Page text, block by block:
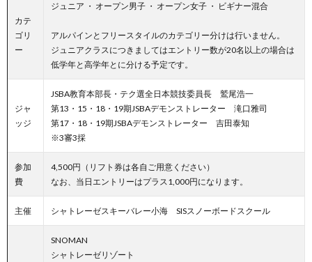
カテ
ゴリ
ー
ジュニア ・ オープン男子 ・ オープン女子 ・ ビギナー混合
アルパインとフリースタイルのカテゴリー分けは行いません。
ジュニアクラスにつきましてはエントリー数が20名以上の場合は
低学年と高学年とに分ける予定です。
ジャ
ッジ
JSBA教育本部長・テク選全日本競技委員長 鷲尾浩一
第13・15・18・19期JSBAデモンストレーター 滝口雅司
第17・18・19期JSBAデモンストレーター 吉田泰知
※3審3採
参加
費
4,500円（リフト券は各自ご用意ください）
なお、当日エントリーはプラス1,000円になります。
主催 シャトレーゼスキーバレー小海 SISスノーボードスクール
SNOMAN
シャトレーゼリゾート